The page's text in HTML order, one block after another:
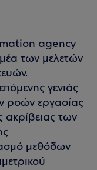
agency
των μελετών
γενιάς
ροών εργασίας
ακρίβειας των
μεθόδων